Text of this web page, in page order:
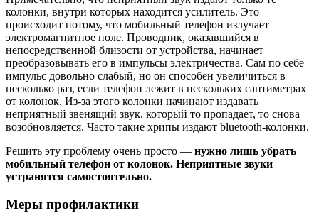
колонки, внутри которых находится усилитель. Это
происходит потому, что мобильный телефон излучает
электромагнитное поле. Проводник, оказавшийся в
непосредственной близости от устройства, начинает
преобразовывать его в импульсы электричества. Сам по себе
импульс довольно слабый, но он способен увеличиться в
несколько раз, если телефон лежит в нескольких сантиметрах
от колонок. Из-за этого колонки начинают издавать
неприятный звенящий звук, который то пропадает, то снова
возобновляется. Часто такие хрипы издают bluetooth-колонки.
Решить эту проблему очень просто — нужно лишь убрать
мобильный телефон от колонок. Неприятные звуки
устранятся самостоятельно.
Меры профилактики